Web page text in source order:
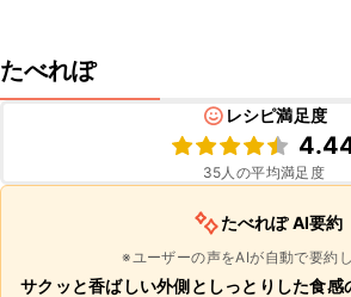
たべれぽ
レシピ満足度
35人の平均満足度
たべれぽ AI要約
※ユーザーの声をAIが自動で要約
サクッと香ばしい外側としっとりした食感